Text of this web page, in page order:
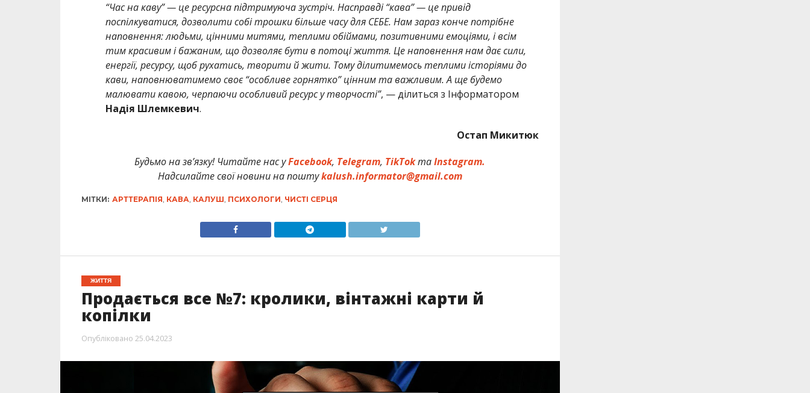
“Час на каву” — це ресурсна підтримуюча зустріч. Насправді “кава” — це привід
поспілкуватися, дозволити собі трошки більше часу для СЕБЕ. Нам зараз конче потрібне
наповнення: людьми, цінними митями, теплими обіймами, позитивними емоціями, і всім
тим красивим і бажаним, що дозволяє бути в потоці життя. Це наповнення нам дає сили,
енергії, ресурсу, щоб рухатись, творити й жити. Тому ділитимемось теплими історіями до
кави, наповнюватимемо своє “особливе горнятко” цінним та важливим. А ще будемо
малювати кавою, черпаючи особливий ресурс у творчості”, — ділиться з Інформатором
Надія Шлемкевич.
Остап Микитюк
Будьмо на зв’язку! Читайте нас уFacebook, Telegram, TikTokтаInstagram.
Надсилайте свої новини на поштуkalush.informator@gmail.com
МІТКИ: АРТТЕРАПІЯ, КАВА, КАЛУШ, ПСИХОЛОГИ, ЧИСТІ СЕРЦЯ
ЖИТТЯ
Продається все №7: кролики, вінтажні карти й
копілки
Опубліковано 25.04.2023